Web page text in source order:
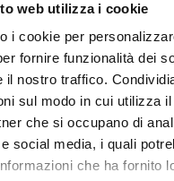
web utilizza i cookie
i cookie per
fornire funzionalità dei
il nostro traffico.
sul modo in cui utilizza
che si occupano di
social media, i quali
che ha fornito
for florists
Shops
поделиться
the country you
for a better